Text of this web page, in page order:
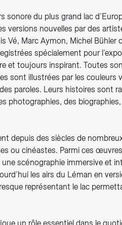
sonore du plus grand lac
versions nouvelles par des
Vé, Marc Aymon, Michel Bühler
spécialement pour
et toujours inspirant. Toutes
sont illustrées par les couleurs
paroles. Leurs histoires sont
photographies, des
depuis des siècles de
ou cinéastes. Parmi ces
scénographie immersive et
les airs du Léman en
représentant le lac